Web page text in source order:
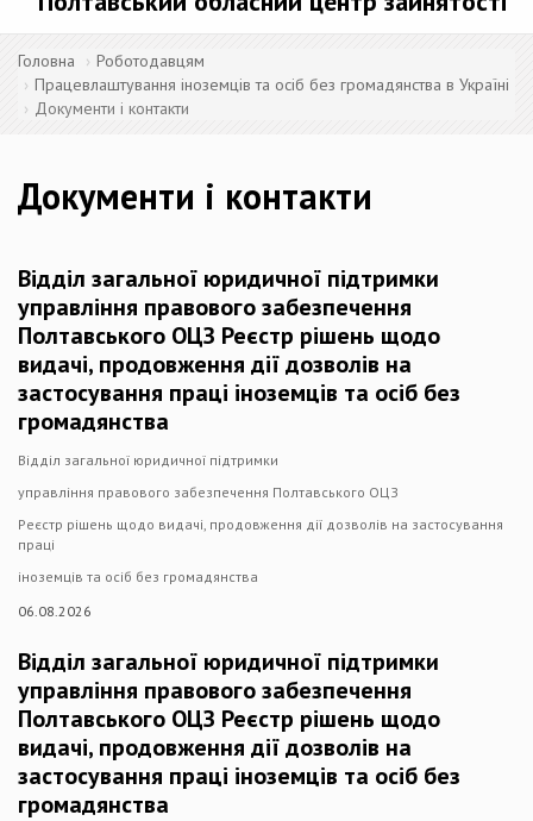
Головна
Роботодавцям
Працевлаштування іноземців та осіб без громадянства в Україні
Документи і контакти
Документи і контакти
Відділ загальної юридичної підтримки
управління правового забезпечення
Полтавського ОЦЗ Реєстр рішень щодо
видачі, продовження дії дозволів на
застосування праці іноземців та осіб без
громадянства
Відділ загальної юридичної підтримки
управління правового забезпечення Полтавського ОЦЗ
Реєстр рішень щодо видачі, продовження дії дозволів на застосування
праці
іноземців та осіб без громадянства
06.08.2026
Відділ загальної юридичної підтримки
управління правового забезпечення
Полтавського ОЦЗ Реєстр рішень щодо
видачі, продовження дії дозволів на
застосування праці іноземців та осіб без
громадянства